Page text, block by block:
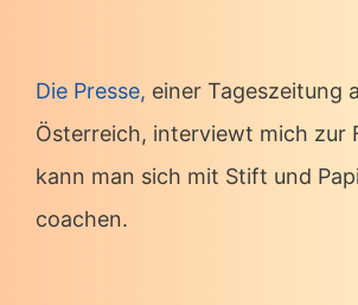
Die Presse, einer Tageszeitung
Österreich, interviewt mich zur
kann man sich mit Stift und
coachen.